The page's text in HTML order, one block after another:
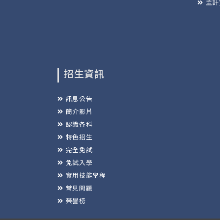
主
招生資訊
訊息公告
簡介影片
認識各科
特色招生
完全免試
免試入學
實用技能學程
常見問題
榮譽榜